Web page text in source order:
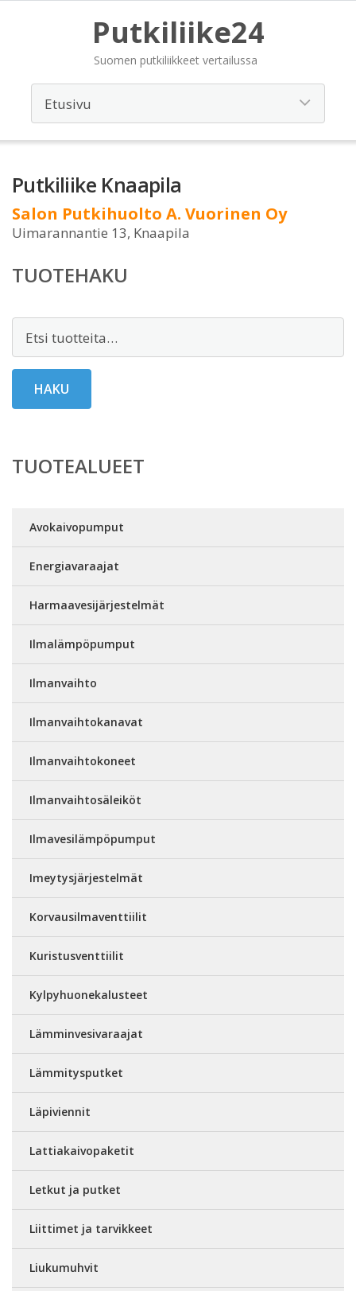
Putkiliike24
Suomen putkiliikkeet vertailussa
Putkiliike Knaapila
Salon Putkihuolto A. Vuorinen Oy
Uimarannantie 13, Knaapila
TUOTEHAKU
HAKU
TUOTEALUEET
Avokaivopumput
Energiavaraajat
Harmaavesijärjestelmät
Ilmalämpöpumput
Ilmanvaihto
Ilmanvaihtokanavat
Ilmanvaihtokoneet
Ilmanvaihtosäleiköt
Ilmavesilämpöpumput
Imeytysjärjestelmät
Korvausilmaventtiilit
Kuristusventtiilit
Kylpyhuonekalusteet
Lämminvesivaraajat
Lämmitysputket
Läpiviennit
Lattiakaivopaketit
Letkut ja putket
Liittimet ja tarvikkeet
Liukumuhvit